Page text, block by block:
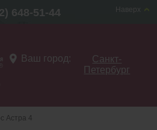
Ваш город:
Санкт-
Петербург
Астра 4
Наверх
648-51-44